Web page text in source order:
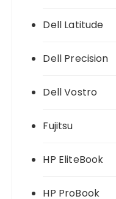
Dell Latitude
Dell Precision
Dell Vostro
Fujitsu
HP EliteBook
HP ProBook